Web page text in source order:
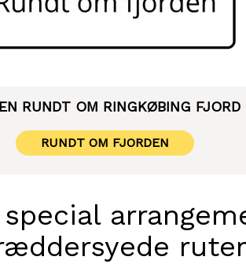
RUNDT OM RINGKØBING FJORD
RUNDT OM FJORDEN
ruter